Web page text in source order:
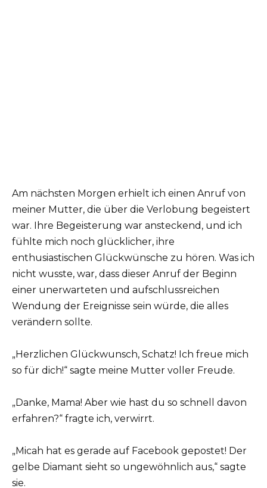
Am nächsten Morgen erhielt ich einen Anruf von
meiner Mutter, die über die Verlobung begeistert
war. Ihre Begeisterung war ansteckend, und ich
fühlte mich noch glücklicher, ihre
enthusiastischen Glückwünsche zu hören. Was ich
nicht wusste, war, dass dieser Anruf der Beginn
einer unerwarteten und aufschlussreichen
Wendung der Ereignisse sein würde, die alles
verändern sollte.
„Herzlichen Glückwunsch, Schatz! Ich freue mich
so für dich!“ sagte meine Mutter voller Freude.
„Danke, Mama! Aber wie hast du so schnell davon
erfahren?“ fragte ich, verwirrt.
„Micah hat es gerade auf Facebook gepostet! Der
gelbe Diamant sieht so ungewöhnlich aus,“ sagte
sie.